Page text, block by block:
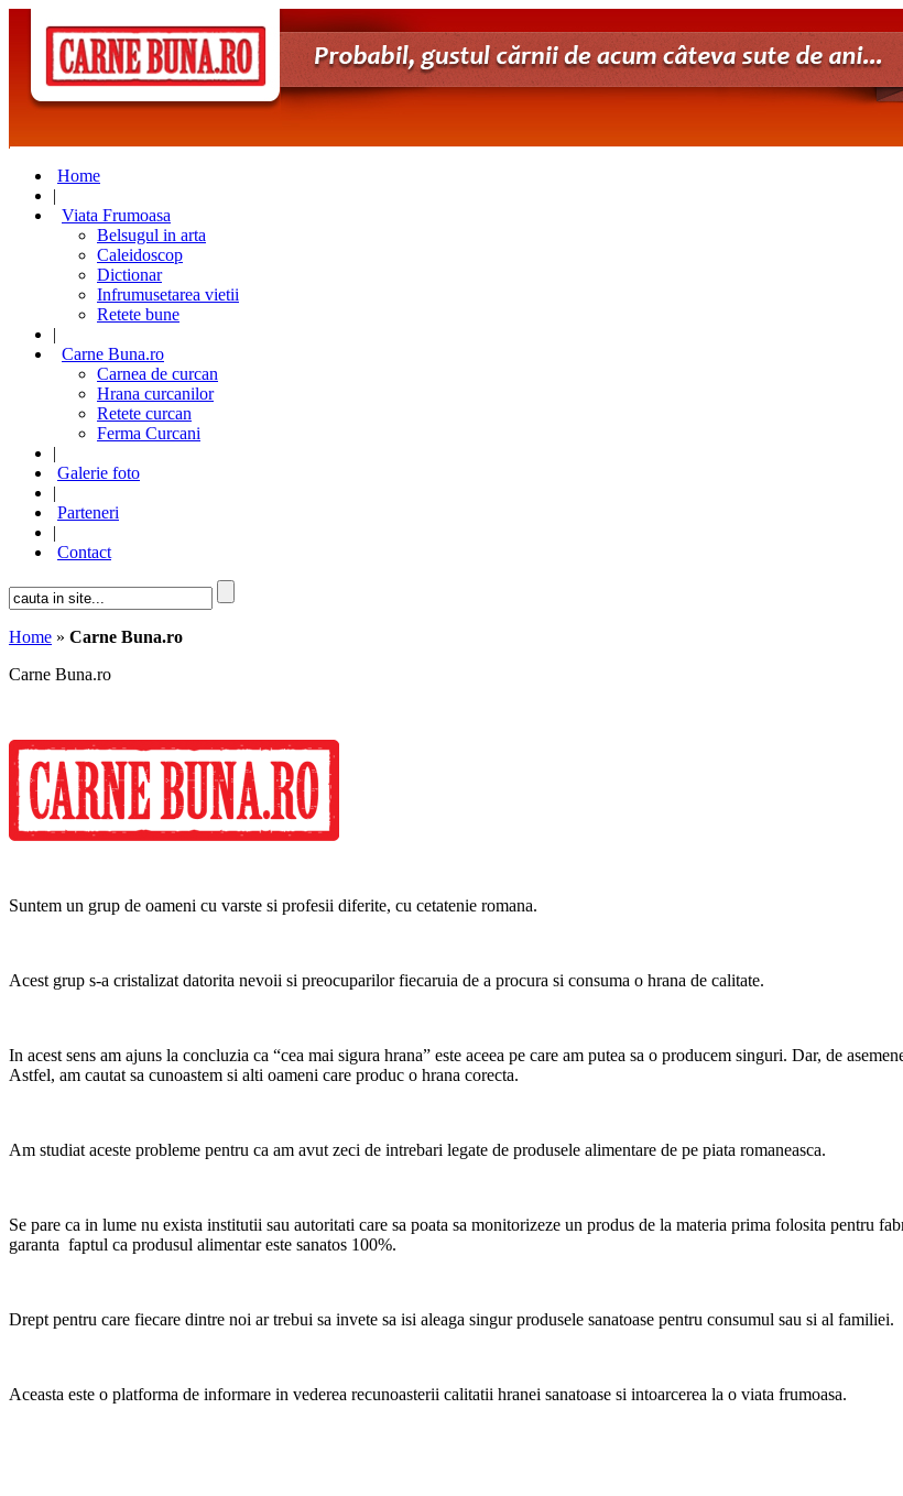
Home
|
Viata Frumoasa
Belsugul in arta
Caleidoscop
Dictionar
Infrumusetarea vietii
Retete bune
|
Carne Buna.ro
Carnea de curcan
Hrana curcanilor
Retete curcan
Ferma Curcani
|
Galerie foto
|
Parteneri
|
Contact
Home » Carne Buna.ro
Carne Buna.ro
Suntem un grup de oameni cu varste si profesii diferite, cu cetatenie romana.
Acest grup s-a cristalizat datorita nevoii si preocuparilor fiecaruia de a procura si consuma o hrana de calitate.
In acest sens am ajuns la concluzia ca “cea mai sigura hrana” este aceea pe care am putea sa o producem singuri. Dar, de
Astfel, am cautat sa cunoastem si alti oameni care produc o hrana corecta.
Am studiat aceste probleme pentru ca am avut zeci de intrebari legate de produsele alimentare de pe piata romaneasca.
Se pare ca in lume nu exista institutii sau autoritati care sa poata sa monitorizeze un produs de la materia prima folosita pentru
garanta faptul ca produsul alimentar este sanatos 100%.
Drept pentru care fiecare dintre noi ar trebui sa invete sa isi aleaga singur produsele sanatoase pentru consumul sau si al familiei.
Aceasta este o platforma de informare in vederea recunoasterii calitatii hranei sanatoase si intoarcerea la o viata frumoasa.